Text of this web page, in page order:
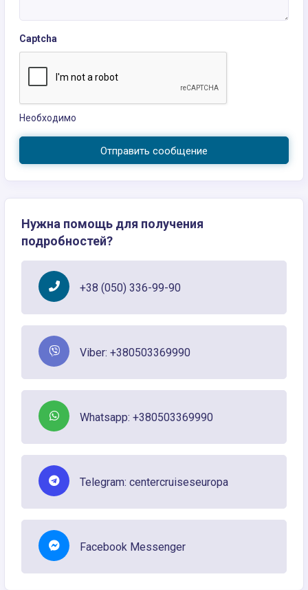
Captcha
Необходимо
Отправить сообщение
Нужна помощь для получения
подробностей?
+38 (050) 336-99-90
Viber: +380503369990
Whatsapp: +380503369990
Telegram: centercruiseseuropa
Facebook Messenger